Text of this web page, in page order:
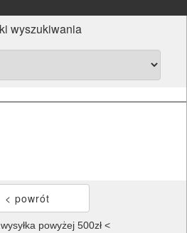
wyszukiwania
powyżej 500zł <